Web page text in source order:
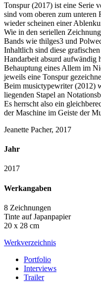
Tonspur (2017) ist eine Serie
sind vom oberen zum unteren
wieder scheinen einer
Wie in den seriellen
Bands wie thilges3 und
Inhaltlich sind diese
Handarbeit absurd aufwändig
Behauptung eines Allem im
jeweils eine Tonspur
Beim musictypewriter (2012)
liegenden Stapel an
Es herrscht also ein
der Maschine im Geiste der
Jeanette Pacher, 2017
Jahr
2017
Werkangaben
8 Zeichnungen
Tinte auf Japanpapier
20 x 28 cm
Werkverzeichnis
Portfolio
Interviews
Trailer